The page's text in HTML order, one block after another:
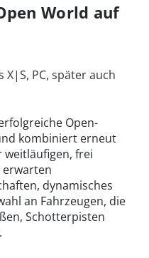
World auf
X|S, PC, später auch
Open-
kombiniert erneut
weitläufigen, frei
erwarten
dynamisches
an Fahrzeugen, die
Schotterpisten